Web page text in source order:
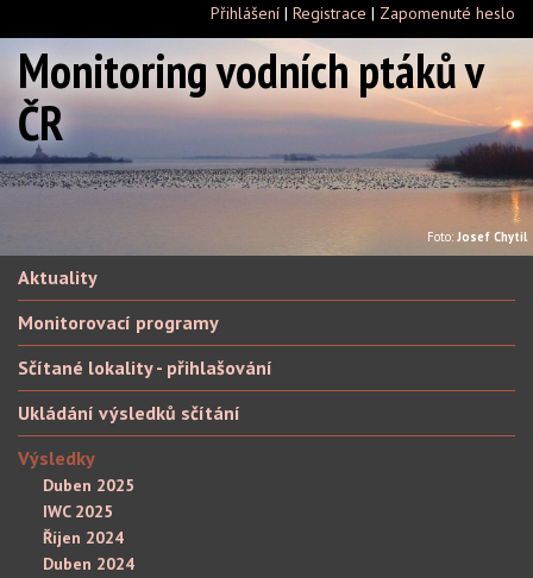
Přihlášení | Registrace | Zapomenuté heslo
Monitoring vodních ptáků v
ČR
Foto: Josef Chytil
Aktuality
Monitorovací programy
Sčítané lokality - přihlašování
Ukládání výsledků sčítání
Výsledky
Duben 2025
IWC 2025
Říjen 2024
Duben 2024